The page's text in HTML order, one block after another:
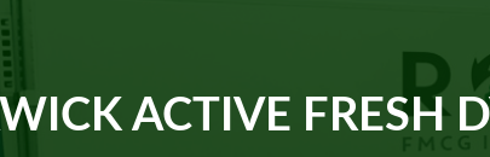
ACTIVE FRESH